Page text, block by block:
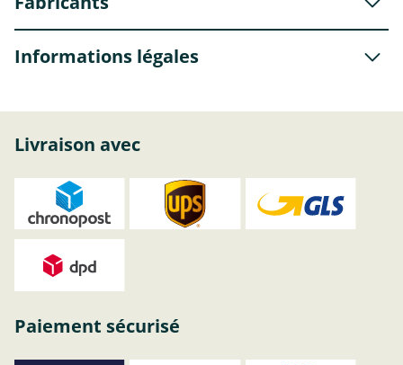
Informations légales
Livraison avec
Paiement sécurisé